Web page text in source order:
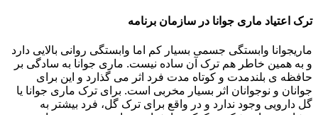
ترک اعتیاد ماری جوانا در سازمان برنامه
ماریجوانا وابستگی جسمی بسیار کم اما وابستگی روانی بالایی دارد
و به همین خاطر هم ترک آن ساده نیست. ماری جوانا به سادگی بر
حافظه ی بلندمدت و کوتاه مدت فرد اثر می گذارد و این برای
جوانان و نوجوانان اثر بسیار مخربی است. برای ترک ماری جوانا یا
گل دارویی وجود ندارد و در واقع برای ترک گل، فرد بیشتر به